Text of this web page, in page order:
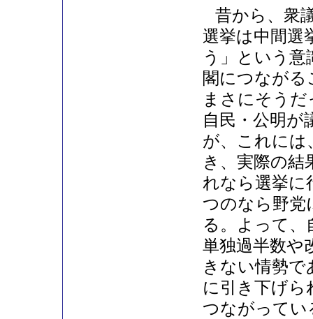
昔から、衆
選挙は中間選
う」という意
閣につながる
まさにそう
自民・公明が
が、これには
き、実際の結
れなら選挙に
つのなら野党
る。よって、
単独過半数や
きない情勢で
に引き下げら
つながってい